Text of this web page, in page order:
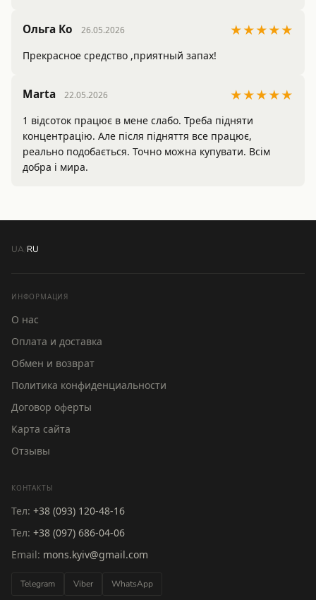
Ольга Ко 26.05.2026 ★★★★★
Прекрасное средство ,приятный запах!
Marta 22.05.2026 ★★★★★
1 відсоток працює в мене слабо. Треба підняти
концентрацію. Але після підняття все працює,
реально подобається. Точно можна купувати. Всім
добра і мира.
UA RU
ИНФОРМАЦИЯ
О нас
Оплата и доставка
Обмен и возврат
Политика конфиденциальности
Договор оферты
Карта сайта
Отзывы
КОНТАКТЫ
Тел: +38 (093) 120-48-16
Тел: +38 (097) 686-04-06
Email: mons.kyiv@gmail.com
Telegram Viber WhatsApp